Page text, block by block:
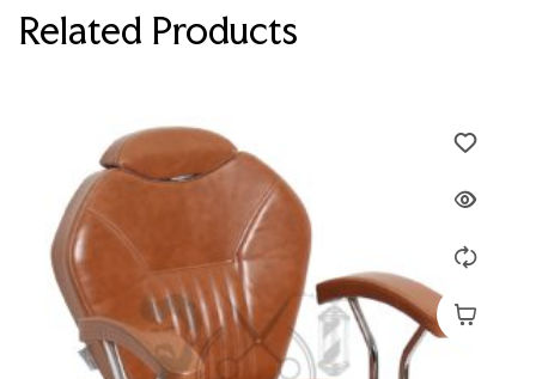
Related Products